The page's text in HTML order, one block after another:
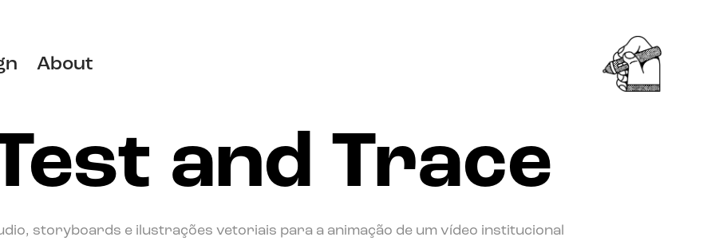
About
and Trace
storyboards e ilustrações vetoriais para a animação de um vídeo institucional